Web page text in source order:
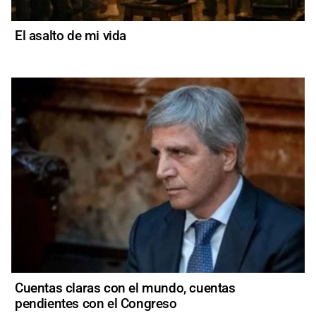
El asalto de mi vida
Cuentas claras con el mundo, cuentas
pendientes con el Congreso